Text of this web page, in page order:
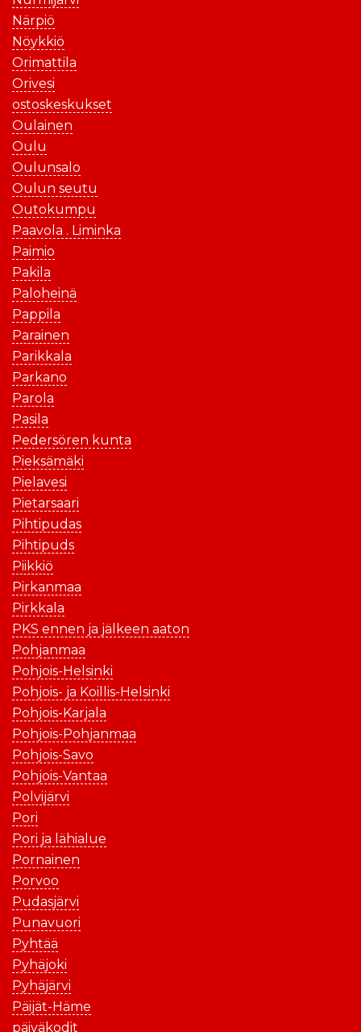
Närpiö
Nöykkiö
Orimattila
Orivesi
ostoskeskukset
Oulainen
Oulu
Oulunsalo
Oulun seutu
Outokumpu
Paavola . Liminka
Paimio
Pakila
Paloheinä
Pappila
Parainen
Parikkala
Parkano
Parola
Pasila
Pedersören kunta
Pieksämäki
Pielavesi
Pietarsaari
Pihtipudas
Pihtipuds
Piikkiö
Pirkanmaa
Pirkkala
PKS ennen ja jälkeen aaton
Pohjanmaa
Pohjois-Helsinki
Pohjois- ja Koillis-Helsinki
Pohjois-Karjala
Pohjois-Pohjanmaa
Pohjois-Savo
Pohjois-Vantaa
Polvijärvi
Pori
Pori ja lähialue
Pornainen
Porvoo
Pudasjärvi
Punavuori
Pyhtää
Pyhäjoki
Pyhäjärvi
Päijät-Häme
päiväkodit